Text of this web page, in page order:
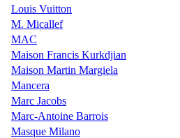
Louis Vuitton
M. Micallef
MAC
Maison Francis Kurkdjian
Maison Martin Margiela
Mancera
Marc Jacobs
Marc-Antoine Barrois
Masque Milano